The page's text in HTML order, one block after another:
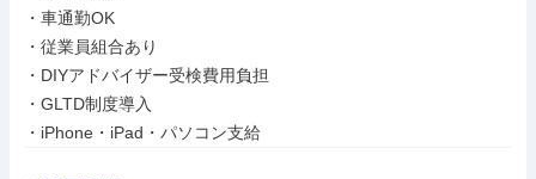
・車通勤OK
・従業員組合あり
・DIYアドバイザー受検費用負担
・GLTD制度導入
・iPhone・iPad・パソコン支給